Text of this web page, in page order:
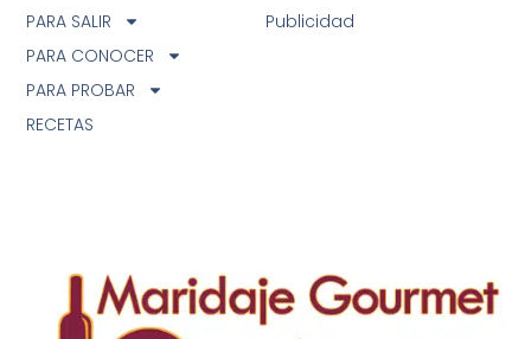
Publicidad
PARA SALIR
PARA CONOCER
PARA PROBAR
RECETAS